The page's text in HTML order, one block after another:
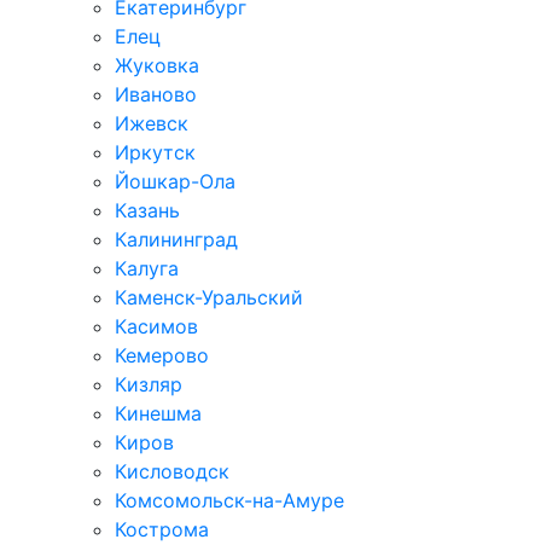
Екатеринбург
Елец
Жуковка
Иваново
Ижевск
Иркутск
Йошкар-Ола
Казань
Калининград
Калуга
Каменск-Уральский
Касимов
Кемерово
Кизляр
Кинешма
Киров
Кисловодск
Комсомольск-на-Амуре
Кострома